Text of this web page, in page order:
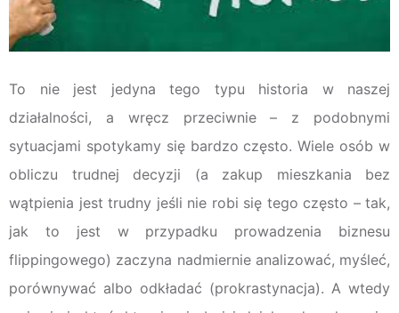
To nie jest jedyna tego typu historia w naszej
działalności, a wręcz przeciwnie – z podobnymi
sytuacjami spotykamy się bardzo często. Wiele osób w
obliczu trudnej decyzji (a zakup mieszkania bez
wątpienia jest trudny jeśli nie robi się tego często – tak,
jak to jest w przypadku prowadzenia biznesu
flippingowego) zaczyna nadmiernie analizować, myśleć,
porównywać albo odkładać (prokrastynacja). A wtedy